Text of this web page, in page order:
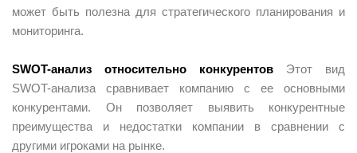
может быть полезна для стратегического планирования и
мониторинга.
SWOT-анализ относительно конкурентов Этот вид
SWOT-анализа сравнивает компанию с ее основными
конкурентами. Он позволяет выявить конкурентные
преимущества и недостатки компании в сравнении с
другими игроками на рынке.